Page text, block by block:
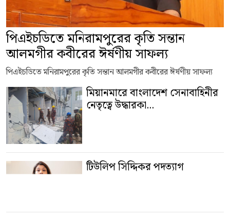
পিএইচডিতে মনিরামপুরের কৃতি সন্তান
আলমগীর কবীরের ঈর্ষণীয় সাফল্য
পিএইচডিতে মনিরামপুরের কৃতি সন্তান আলমগীর কবীরের ঈর্ষণীয় সাফল্য
মিয়ানমারে বাংলাদেশ সেনাবাহিনীর
নেতৃত্বে উদ্ধারকা...
টিউলিপ সিদ্দিকর পদত্যাগ